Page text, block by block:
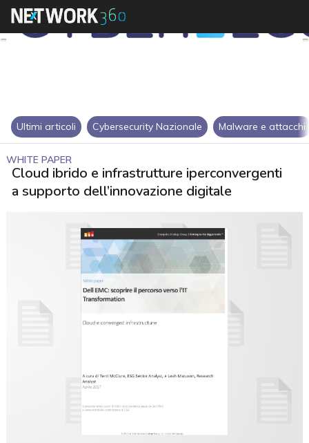
Ultimi articoli Cybersecurity Nazionale Malware e attacchi
WHITE PAPER
Cloud ibrido e infrastrutture iperconvergenti
a supporto dell’innovazione digitale